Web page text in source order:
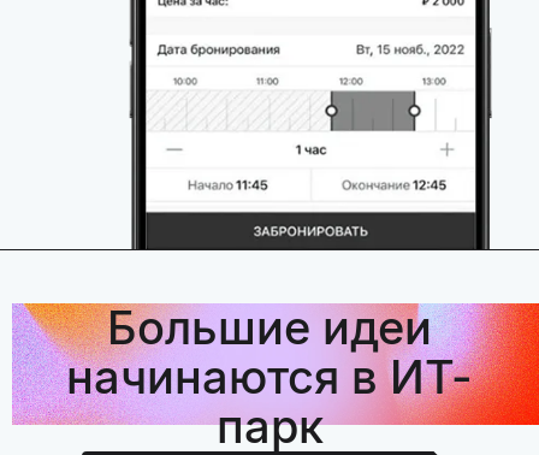
Большие идеи
начинаются в ИТ-
парк